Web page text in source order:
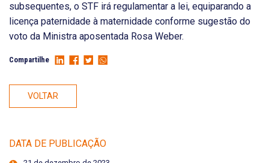
subsequentes, o STF irá regulamentar a lei, equiparando a
licença paternidade à maternidade conforme sugestão do
voto da Ministra aposentada Rosa Weber.
Compartilhe
VOLTAR
DATA DE PUBLICAÇÃO